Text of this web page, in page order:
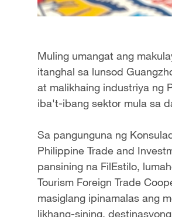
Muling umangat ang
itanghal sa lunsod
at malikhaing industriya ng
iba't-ibang sektor mula sa
Sa pangunguna ng
Philippine Trade and
pansining na FilEstilo,
Tourism Foreign Trade
masiglang ipinamalas ang
likhang-sining,